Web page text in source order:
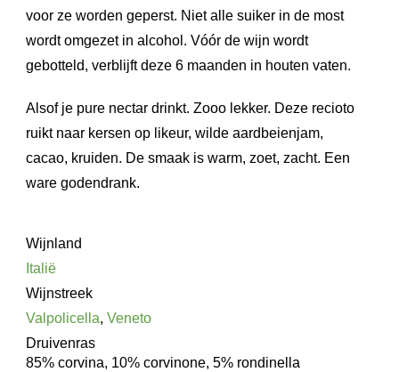
voor ze worden geperst. Niet alle suiker in de most
wordt omgezet in alcohol. Vóór de wijn wordt
gebotteld, verblijft deze 6 maanden in houten vaten.
Alsof je pure nectar drinkt. Zooo lekker. Deze recioto
ruikt naar kersen op likeur, wilde aardbeienjam,
cacao, kruiden. De smaak is warm, zoet, zacht. Een
ware godendrank.
Wijnland
Italië
Wijnstreek
Valpolicella, Veneto
Druivenras
85% corvina, 10% corvinone, 5% rondinella